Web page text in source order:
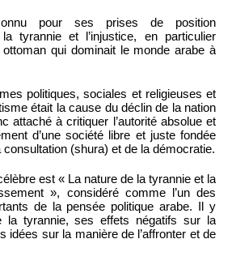
pour ses prises de position
tyrannie et l’injustice, en particulier
qui dominait le monde arabe à
politiques, sociales et religieuses et
était la cause du déclin de la nation
attaché à critiquer l’autorité absolue et
d’une société libre et juste fondée
(shura) et de la démocratie.
est « La nature de la tyrannie et la
», considéré comme l’un des
de la pensée politique arabe. Il y
la tyrannie, ses effets négatifs sur la
idées sur la manière de l’affronter et de